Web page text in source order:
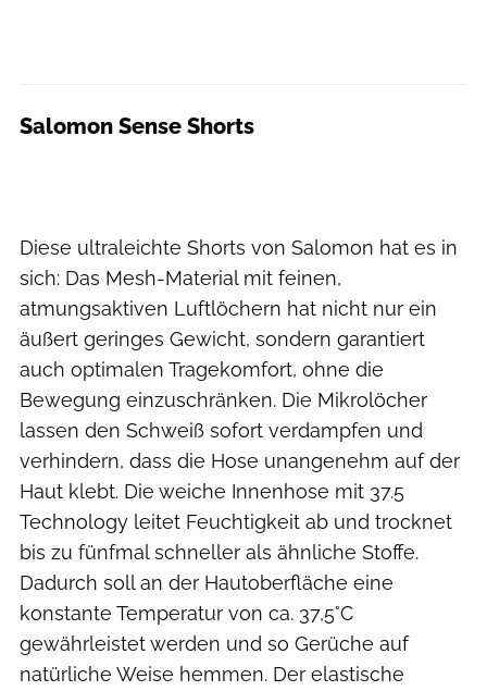
Salomon Sense Shorts
Diese ultraleichte Shorts von Salomon hat es in
sich: Das Mesh-Material mit feinen,
atmungsaktiven Luftlöchern hat nicht nur ein
äußert geringes Gewicht, sondern garantiert
auch optimalen Tragekomfort, ohne die
Bewegung einzuschränken. Die Mikrolöcher
lassen den Schweiß sofort verdampfen und
verhindern, dass die Hose unangenehm auf der
Haut klebt. Die weiche Innenhose mit 37.5
Technology leitet Feuchtigkeit ab und trocknet
bis zu fünfmal schneller als ähnliche Stoffe.
Dadurch soll an der Hautoberfläche eine
konstante Temperatur von ca. 37,5°C
gewährleistet werden und so Gerüche auf
natürliche Weise hemmen. Der elastische